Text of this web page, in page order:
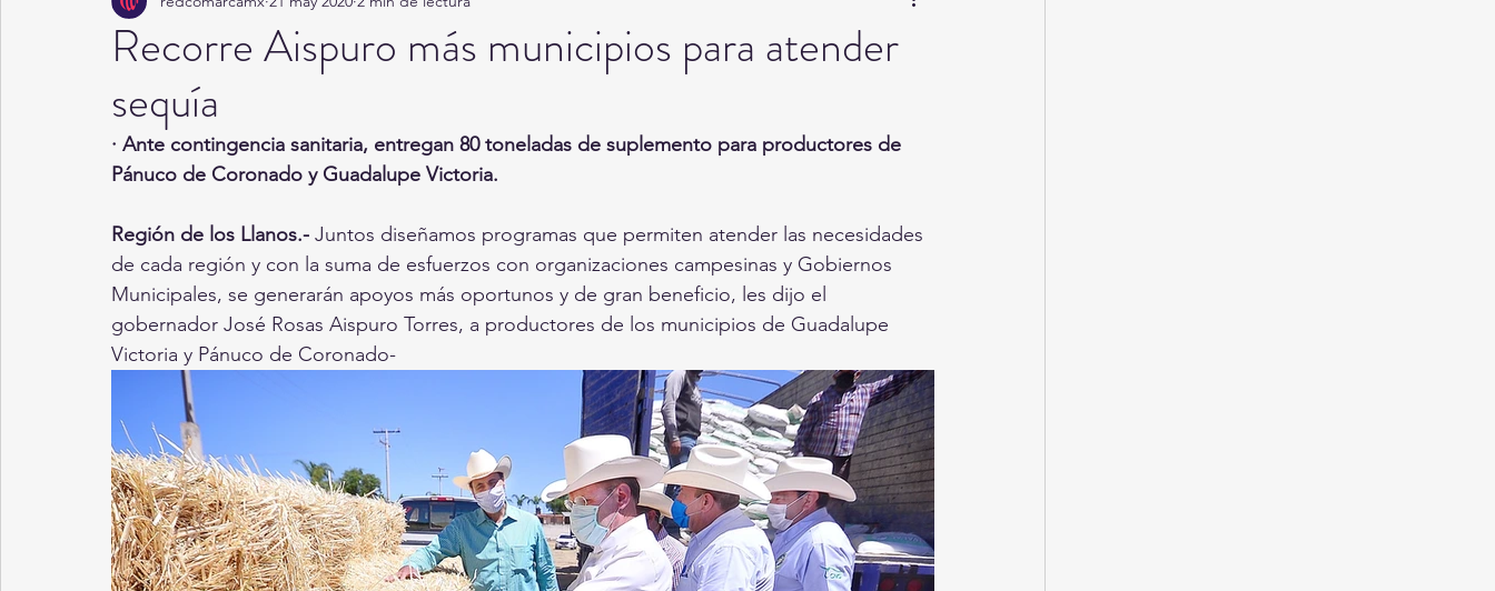
Round Cero Columnistas
Chismes Qué Curioso Gómez Palacio
Durango Titulares en Inicio Coahuila Investigaciones Rapidín Político
Santa Aurelia de los Vientos San Pedro
Recorre Aispuro más municipios para atender
sequía
· Ante contingencia sanitaria, entregan 80 toneladas de suplemento para productores de
Pánuco de Coronado y Guadalupe Victoria.
Región de los Llanos.- Juntos diseñamos programas que permiten atender las necesidades
de cada región y con la suma de esfuerzos con organizaciones campesinas y Gobiernos
Municipales, se generarán apoyos más oportunos y de gran beneficio, les dijo el
gobernador José Rosas Aispuro Torres, a productores de los municipios de Guadalupe
Victoria y Pánuco de Coronado-